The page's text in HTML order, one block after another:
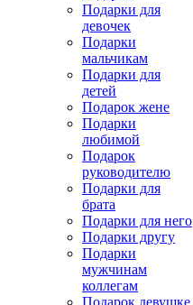
Подарки для
девочек
Подарки
мальчикам
Подарки для
детей
Подарок жене
Подарки
любимой
Подарок
руководителю
Подарки для
брата
Подарки для него
Подарки другу
Подарки
мужчинам
коллегам
Подарок девушке